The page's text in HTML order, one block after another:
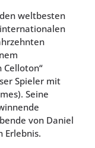
weltbesten
Spieler mit
Seine
von Daniel
Erlebnis.